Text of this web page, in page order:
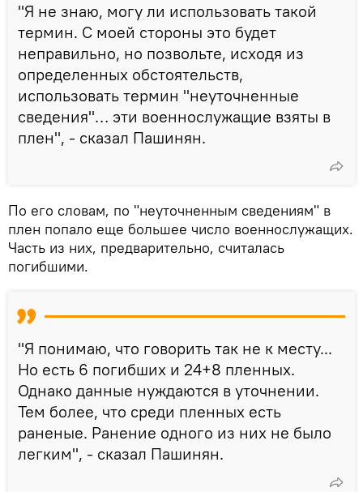
"Я не знаю, могу ли использовать такой
термин. С моей стороны это будет
неправильно, но позвольте, исходя из
определенных обстоятельств,
использовать термин "неуточненные
сведения"… эти военнослужащие взяты в
плен", - сказал Пашинян.
По его словам, по "неуточненным сведениям" в
плен попало еще большее число военнослужащих.
Часть из них, предварительно, считалась
погибшими.
"Я понимаю, что говорить так не к месту...
Но есть 6 погибших и 24+8 пленных.
Однако данные нуждаются в уточнении.
Тем более, что среди пленных есть
раненые. Ранение одного из них не было
легким", - сказал Пашинян.